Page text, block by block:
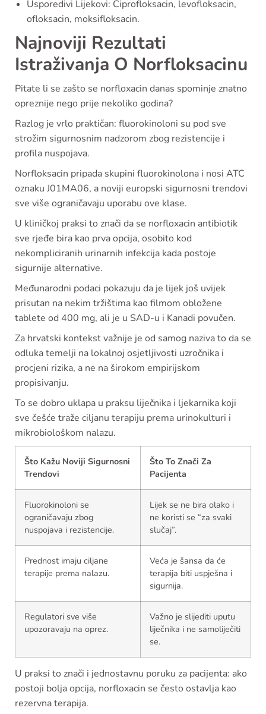
Usporedivi Lijekovi: Ciprofloksacin, levofloksacin,
ofloksacin, moksifloksacin.
Najnoviji Rezultati
Istraživanja O Norfloksacinu
Pitate li se zašto se norfloxacin danas spominje znatno
opreznije nego prije nekoliko godina?
Razlog je vrlo praktičan: fluorokinoloni su pod sve
strožim sigurnosnim nadzorom zbog rezistencije i
profila nuspojava.
Norfloksacin pripada skupini fluorokinolona i nosi ATC
oznaku J01MA06, a noviji europski sigurnosni trendovi
sve više ograničavaju uporabu ove klase.
U kliničkoj praksi to znači da se norfloxacin antibiotik
sve rjeđe bira kao prva opcija, osobito kod
nekompliciranih urinarnih infekcija kada postoje
sigurnije alternative.
Međunarodni podaci pokazuju da je lijek još uvijek
prisutan na nekim tržištima kao filmom obložene
tablete od 400 mg, ali je u SAD-u i Kanadi povučen.
Za hrvatski kontekst važnije je od samog naziva to da se
odluka temelji na lokalnoj osjetljivosti uzročnika i
procjeni rizika, a ne na širokom empirijskom
propisivanju.
To se dobro uklapa u praksu liječnika i ljekarnika koji
sve češće traže ciljanu terapiju prema urinokulturi i
mikrobiološkom nalazu.
Što Kažu Noviji Sigurnosni
Trendovi
Što To Znači Za
Pacijenta
Fluorokinoloni se
ograničavaju zbog
nuspojava i rezistencije.
Lijek se ne bira olako i
ne koristi se “za svaki
slučaj”.
Prednost imaju ciljane
terapije prema nalazu.
Veća je šansa da će
terapija biti uspješna i
sigurnija.
Regulatori sve više
upozoravaju na oprez.
Važno je slijediti uputu
liječnika i ne samoliječiti
se.
U praksi to znači i jednostavnu poruku za pacijenta: ako
postoji bolja opcija, norfloxacin se često ostavlja kao
rezervna terapija.